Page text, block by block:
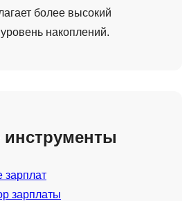
более высокий
накоплений.
зарплат
зарплаты